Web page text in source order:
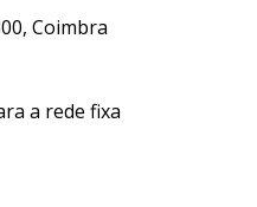
Coimbra
a rede fixa